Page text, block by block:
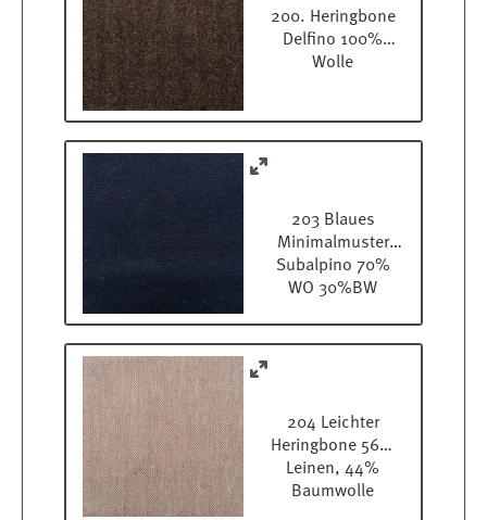
200. Heringbone
Delfino 100%
Wolle
203 Blaues
Minimalmuster
Subalpino 70%
WO 30%BW
204 Leichter
Heringbone 56%
Leinen, 44%
Baumwolle